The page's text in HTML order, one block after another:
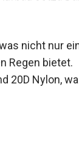
nicht nur
Regen
und 20D